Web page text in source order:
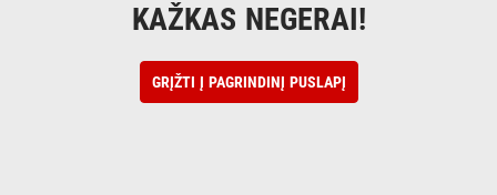
KAŽKAS NEGERAI!
GRĮŽTI Į PAGRINDINĮ PUSLAPĮ